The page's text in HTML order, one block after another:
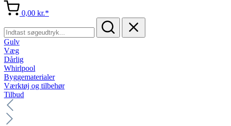
0,00 kr.*
Gulv
Væg
Dårlig
Whirlpool
Byggematerialer
Værktøj og tilbehør
Tilbud